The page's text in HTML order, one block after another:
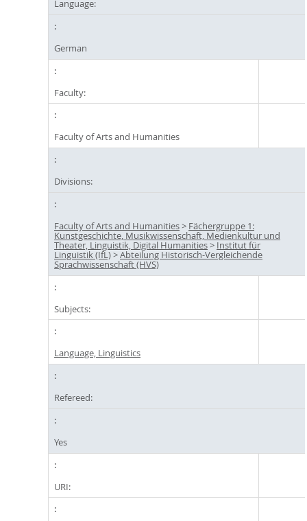
Language:
German
Faculty:
Faculty of Arts and Humanities
Divisions:
Faculty of Arts and Humanities> Fächergruppe 1:
Kunstgeschichte, Musikwissenschaft, Medienkultur und
Theater, Linguistik, Digital Humanities> Institut für
Linguistik (IfL)>Abteilung Historisch-Vergleichende
Sprachwissenschaft (HVS)
Subjects:
Language, Linguistics
Refereed:
Yes
URI: